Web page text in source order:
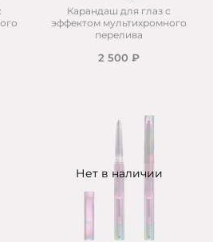
Карандаш для глаз с
эффектом мультихромного
перелива
2 500 ₽
Нет в наличии